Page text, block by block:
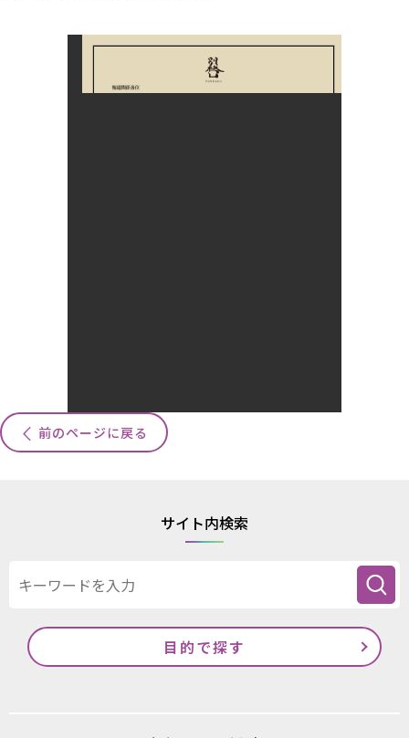
前のページに戻る
サイト内検索
目的で探す